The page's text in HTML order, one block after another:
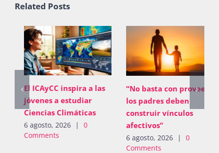
Related Posts
El ICAyCC inspira a las
jóvenes a estudiar
Ciencias Climáticas
6 agosto, 2026 |
0
Comments
“No basta con proveer;
los padres deben
construir vínculos
afectivos”
6 agosto, 2026 |
0
Comments